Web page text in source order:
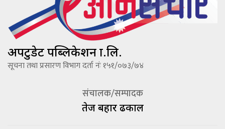
अपटुडेट पब्लिकेशन प्रा.लि.
सूचना तथा प्रसारण विभाग दर्ता नंः १५१/०७३/७४
संचालक/सम्पादक
तेज बहादूर ढकाल